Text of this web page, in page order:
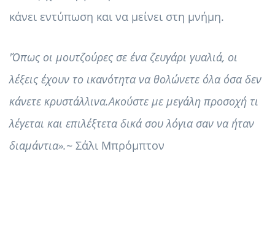
κάνει εντύπωση και να μείνει στη μνήμη.
'Όπως οι μουτζούρες σε ένα ζευγάρι γυαλιά, οι
λέξεις έχουν το ικανότητα να θολώνετε όλα όσα δεν
κάνετε κρυστάλλινα.Ακούστε με μεγάλη προσοχή τι
λέγεται και επιλέξτετα δικά σου λόγια σαν να ήταν
διαμάντια».~ Σάλι Μπρόμπτον